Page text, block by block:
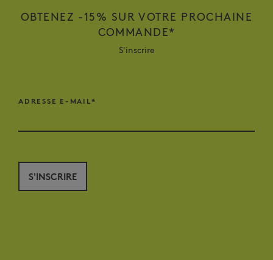
OBTENEZ -15% SUR VOTRE PROCHAINE
COMMANDE*
S'inscrire
ADRESSE E-MAIL*
S'INSCRIRE